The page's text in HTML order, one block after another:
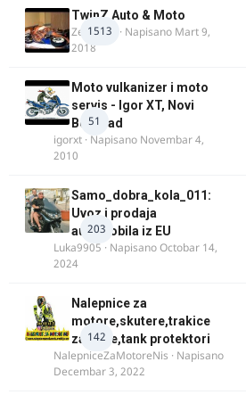
1513
TwinZ Auto & Moto
Zeljkamp · Napisano Mart 9,
2018
51
Moto vulkanizer i moto
servis - Igor XT, Novi
Beograd
igorxt · Napisano Novembar 4,
2010
203
Samo_dobra_kola_011:
Uvoz i prodaja
automobila iz EU
Luka9905 · NapisanoOctobar 14,
2024
142
Nalepnice za
motore,skutere,trakice
za felne,tank protektori
NalepniceZaMotoreNis · Napisano
Decembar 3, 2022